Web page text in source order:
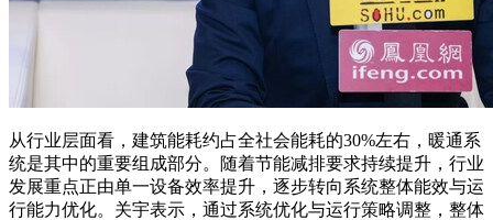
从行业层面看，建筑能耗约占全社会能耗的30%左右，暖通系
统是其中的重要组成部分。随着节能减排要求持续提升，行业
发展重点正由单一设备效率提升，逐步转向系统整体能效与运
行能力优化。关宇表示，通过系统优化与运行策略调整，整体